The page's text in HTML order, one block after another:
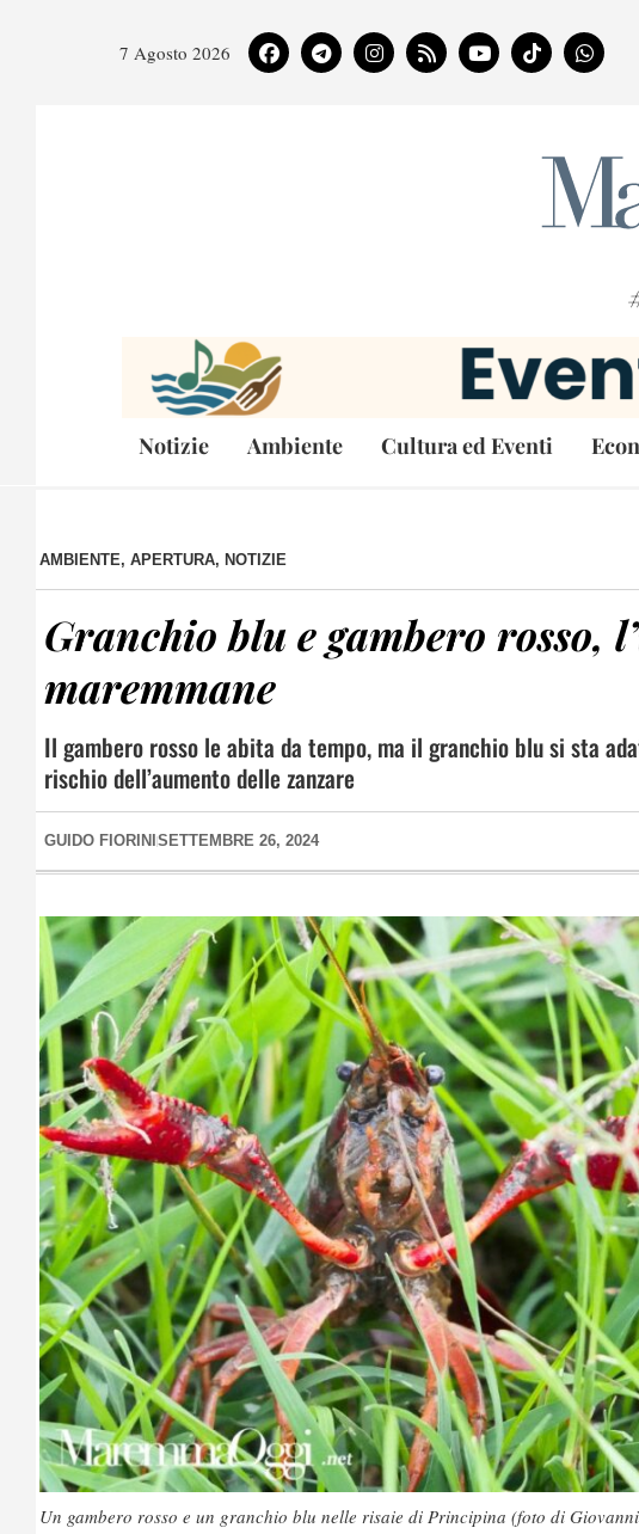
7 Agosto 2026
Notizie Ambiente Cultura ed Eventi
AMBIENTE, APERTURA, NOTIZIE
Granchio blu e gambero rosso,
maremmane
Il gambero rosso le abita da tempo, ma il granchio blu si sta
rischio dell’aumento delle zanzare
GUIDO FIORINI SETTEMBRE 26, 2024
Un gambero rosso e un granchio blu nelle risaie di Principina (foto di